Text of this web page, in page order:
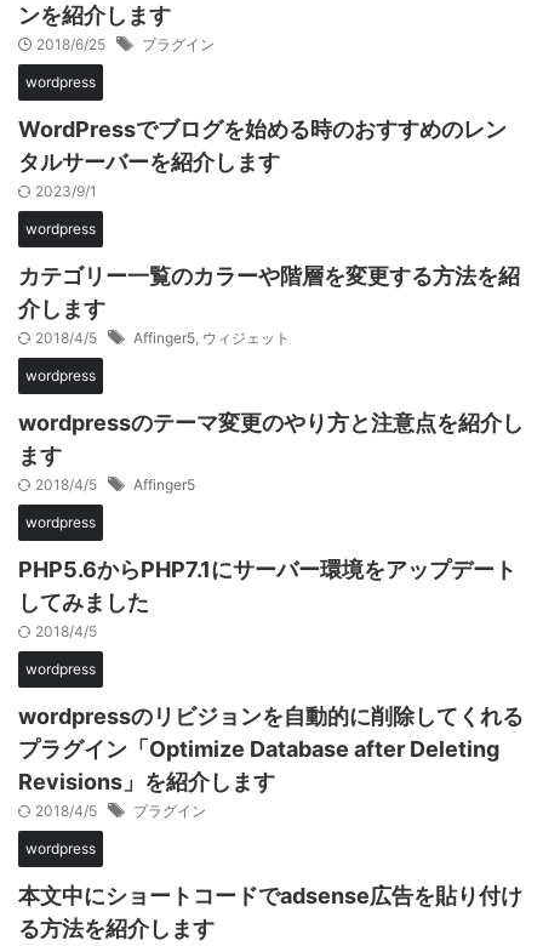
ンを紹介します
2018/6/25 プラグイン
wordpress
WordPressでブログを始める時のおすすめのレン
タルサーバーを紹介します
2023/9/1
wordpress
カテゴリー一覧のカラーや階層を変更する方法を紹
介します
2018/4/5 Affinger5 ウィジェット
wordpress
wordpressのテーマ変更のやり方と注意点を紹介し
ます
2018/4/5 Affinger5
wordpress
PHP5.6からPHP7.1にサーバー環境をアップデート
してみました
2018/4/5
wordpress
wordpressのリビジョンを自動的に削除してくれる
プラグイン「Optimize Database after Deleting
Revisions」を紹介します
2018/4/5 プラグイン
wordpress
本文中にショートコードでadsense広告を貼り付け
る方法を紹介します